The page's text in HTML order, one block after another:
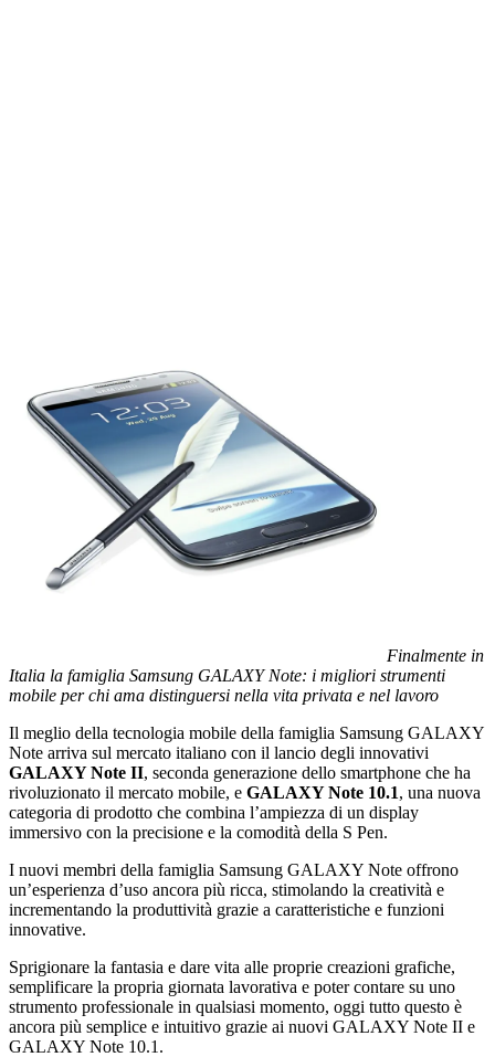
Finalmente in
Italia la famiglia Samsung GALAXY Note: i migliori strumenti
mobile per chi ama distinguersi nella vita privata e nel lavoro
Il meglio della tecnologia mobile della famiglia Samsung GALAXY
Note arriva sul mercato italiano con il lancio degli innovativi
GALAXY Note II, seconda generazione dello smartphone che ha
rivoluzionato il mercato mobile, e GALAXY Note 10.1, una nuova
categoria di prodotto che combina l’ampiezza di un display
immersivo con la precisione e la comodità della S Pen.
I nuovi membri della famiglia Samsung GALAXY Note offrono
un’esperienza d’uso ancora più ricca, stimolando la creatività e
incrementando la produttività grazie a caratteristiche e funzioni
innovative.
Sprigionare la fantasia e dare vita alle proprie creazioni grafiche,
semplificare la propria giornata lavorativa e poter contare su uno
strumento professionale in qualsiasi momento, oggi tutto questo è
ancora più semplice e intuitivo grazie ai nuovi GALAXY Note II e
GALAXY Note 10.1.